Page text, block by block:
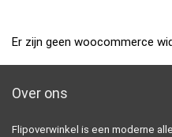
Er zijn geen woocommerce
Over ons
Flipoverwinkel is een moderne